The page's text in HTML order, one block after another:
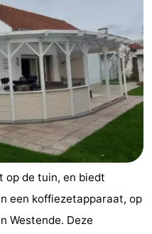
op de tuin, en biedt
een koffiezetapparaat, op
Westende. Deze